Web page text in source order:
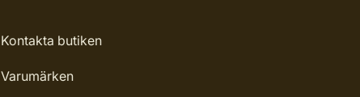
Kontakta butiken
Varumärken